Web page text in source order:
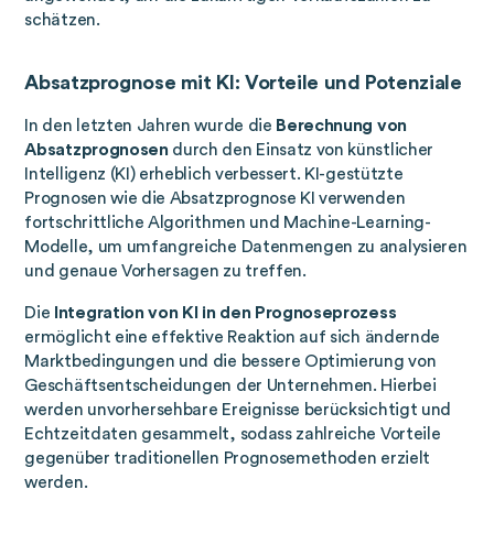
schätzen.
Absatzprognose mit KI: Vorteile und Potenziale
In den letzten Jahren wurde die Berechnung von
Absatzprognosen durch den Einsatz von künstlicher
Intelligenz (KI) erheblich verbessert. KI-gestützte
Prognosen wie die Absatzprognose KI verwenden
fortschrittliche Algorithmen und Machine-Learning-
Modelle, um umfangreiche Datenmengen zu analysieren
und genaue Vorhersagen zu treffen.
Die Integration von KI in den Prognoseprozess
ermöglicht eine effektive Reaktion auf sich ändernde
Marktbedingungen und die bessere Optimierung von
Geschäftsentscheidungen der Unternehmen. Hierbei
werden unvorhersehbare Ereignisse berücksichtigt und
Echtzeitdaten gesammelt, sodass zahlreiche Vorteile
gegenüber traditionellen Prognosemethoden erzielt
werden.